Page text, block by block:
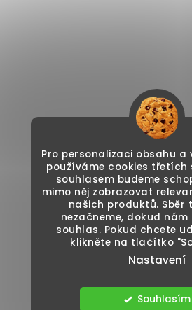
Pro personalizaci obsahu a
používáme cookies třetích
souhlasem budeme
mimo něj zobrazovat
našich produktů. Sběr
nezačneme, dokud
souhlas. Pokud chcete
klikněte na tlačítko
Nastavení
Souhlasím